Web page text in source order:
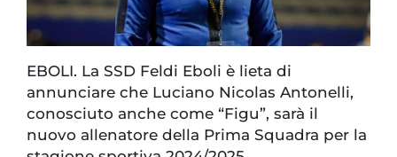
EBOLI. La SSD Feldi Eboli è lieta di
annunciare che Luciano Nicolas Antonelli,
conosciuto anche come “Figu”, sarà il
nuovo allenatore della Prima Squadra per la